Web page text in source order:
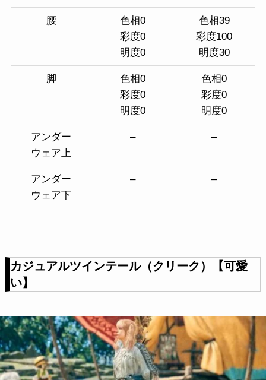
腰
色相0
彩度0
明度0
色相39
彩度100
明度30
脚
色相0
彩度0
明度0
色相0
彩度0
明度0
アンダー
ウェア上
– –
アンダー
ウェア下
– –
カジュアルツインテール（クリーク）【可愛
い】